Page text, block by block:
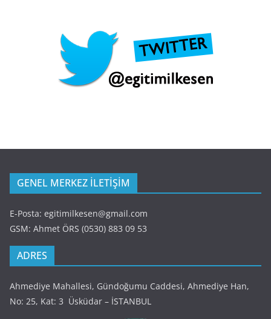
GENEL MERKEZ İLETİŞİM
E-Posta: egitimilkesen@gmail.com
GSM: Ahmet ÖRS (0530) 883 09 53
ADRES
Ahmediye Mahallesi, Gündoğumu Caddesi, Ahmediye Han,
No: 25, Kat: 3 Üsküdar – İSTANBUL